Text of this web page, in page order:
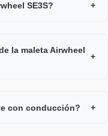
SE3S? +
la maleta Airwheel
+
con conducción? +